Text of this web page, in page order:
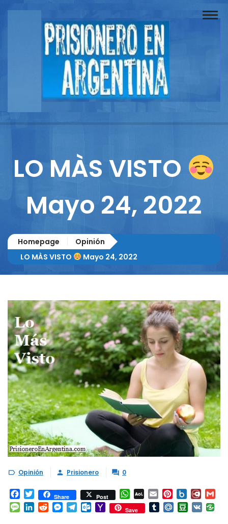
Buscador
Documentos
Reportajes
Columnistas
LO MÀS VISTO
Mayo 24, 2022
Homepage
Opinión
LO MÀS VISTO
Mayo 24, 2022
 Opinión  Prisionero  0
Facebook
TwitterShare Post WhatsApp
AOL
Mail
Email Pinterest
Box.net
Message
LinkedInRedditMessenger
TelegramOutlook.com
YahooSave TumblrMail.RuDouban
VK